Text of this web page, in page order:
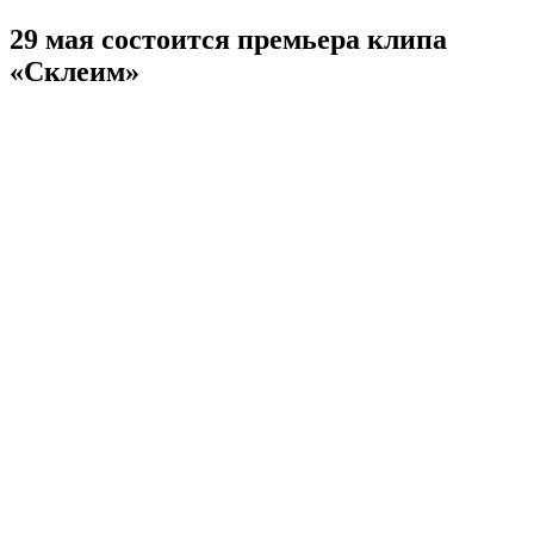
29 мая состоится премьера клипа
«Склеим»